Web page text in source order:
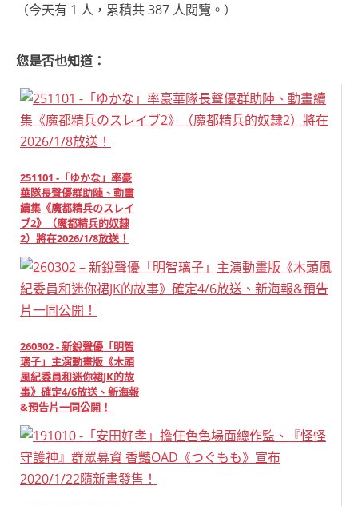
（今天有 1 人，累積共 387 人閱覽。）
您是否也知道：
251101 -「ゆかな」率豪
華隊長聲優群助陣、動畫
續集《魔都精兵のスレイ
ブ2》（魔都精兵的奴隸
2）將在2026/1/8放送！
260302 - 新銳聲優「明智
璃子」主演動畫版《木頭
風紀委員和迷你裙JK的故
事》確定4/6放送、新海報
&預告片一同公開！